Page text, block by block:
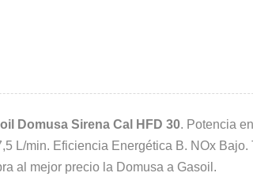
Domusa Sirena Cal HFD 30. Potencia
L/min. Eficiencia Energética B. NOx Bajo.
al mejor precio la Domusa a Gasoil.